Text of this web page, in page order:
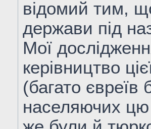
відомий тим,
держави під
Мої
керівництво
(багато
населяючих цю